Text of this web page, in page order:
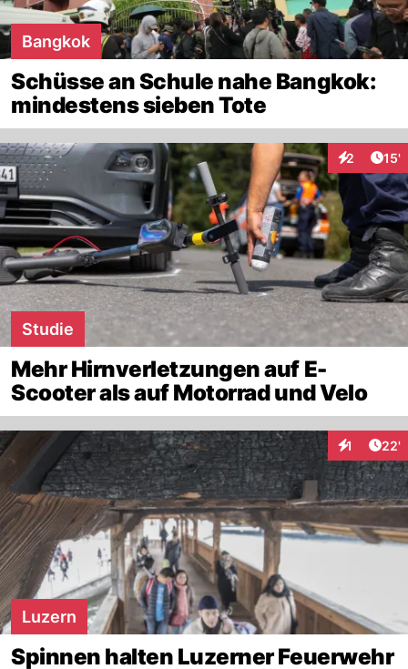
Bangkok
Schüsse an Schule nahe Bangkok:
mindestens sieben Tote
2 15'
Studie
Mehr Hirnverletzungen auf E-
Scooter als auf Motorrad und Velo
1 22'
Luzern
Spinnen halten Luzerner Feuerwehr